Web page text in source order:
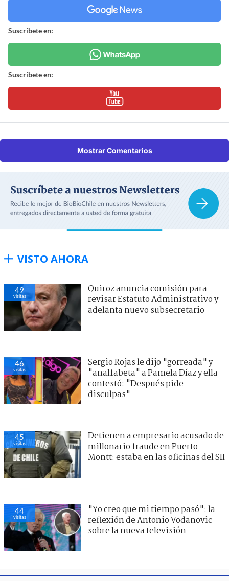
Suscríbete en:
Suscríbete en:
Mostrar Comentarios
VISTO AHORA
49
visitas
Quiroz anuncia comisión para
revisar Estatuto Administrativo y
adelanta nuevo subsecretario
46
visitas
Sergio Rojas le dijo "gorreada" y
"analfabeta" a Pamela Díaz y ella
contestó: "Después pide
disculpas"
45
visitas
Detienen a empresario acusado de
millonario fraude en Puerto
Montt: estaba en las oficinas del SII
44
visitas
"Yo creo que mi tiempo pasó": la
reflexión de Antonio Vodanovic
sobre la nueva televisión